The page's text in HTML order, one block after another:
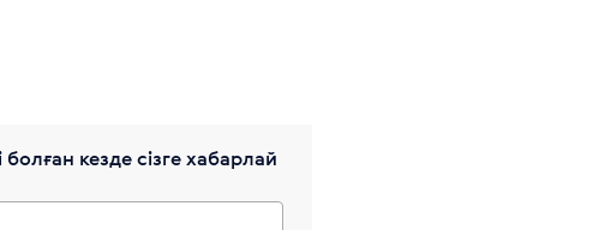
кезде сізге хабарлай